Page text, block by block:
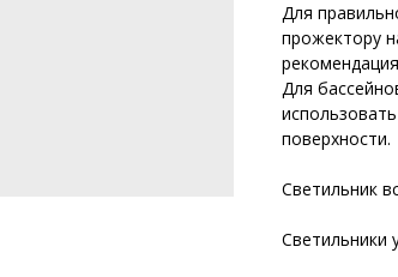
Для
прожектору
Для
поверхности.
Светильник
Светильники